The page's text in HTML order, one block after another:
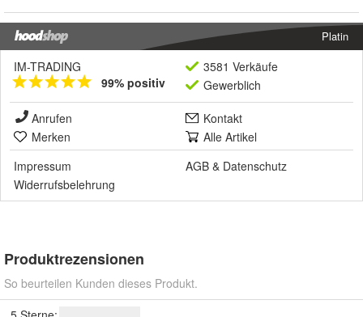
Platin
IM-TRADING
99% positiv
3581 Verkäufe
Gewerblich
Anrufen
Kontakt
Merken
Alle Artikel
Impressum
AGB & Datenschutz
Widerrufsbelehrung
Produktrezensionen
So beurteilen Kunden dieses Produkt.